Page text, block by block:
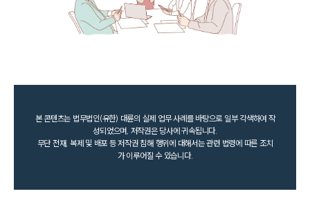
본 콘텐츠는 법무법인(유한) 대륜의 실제 업무 사례를 바탕으로 일부 각색하여 작
성되었으며, 저작권은 당사에 귀속됩니다.
무단 전재, 복제 및 배포 등 저작권 침해 행위에 대해서는 관련 법령에 따른 조치
가 이루어질 수 있습니다.